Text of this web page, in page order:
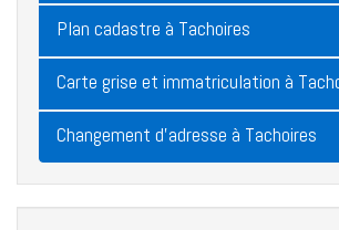
Plan cadastre à Tachoires
Carte grise et immatriculation à
Changement d'adresse à Tachoires